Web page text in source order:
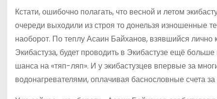
Кстати, ошибочно полагать, что весной и летом
очереди выходили из строя то донельзя изношенные
наоборот. По теплу Асаин Байханов, взявшийся
Экибастуза, будет проводить в Экибастузе ещё
шанса на «тяп-ляп». И у экибастузцев впервые за
водонагревателями, оплачивая баснословные счета за